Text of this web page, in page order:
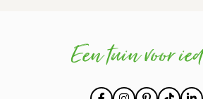
Een tuin voor